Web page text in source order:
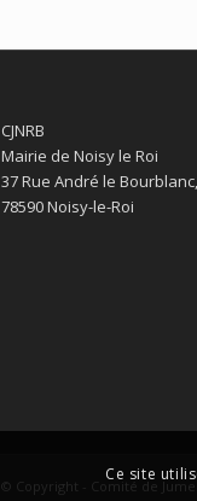
CJNRB
Mairie de Noisy le Roi
37 Rue André le Bourblanc,
78590 Noisy-le-Roi
© Copyright - Comité de
Ce site